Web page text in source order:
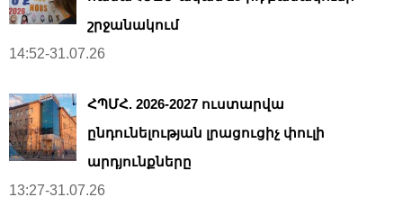
շրջանակում
14:52-31.07.26
ՀՊՄՀ. 2026-2027 ուստարվա
ընդունելության լրացուցիչ փուլի
արդյունքները
13:27-31.07.26